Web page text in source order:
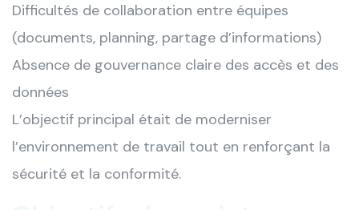
Difficultés de collaboration entre équipes
(documents, planning, partage d’informations)
Absence de gouvernance claire des accès et des
données
L’objectif principal était de moderniser
l’environnement de travail tout en renforçant la
sécurité et la conformité.